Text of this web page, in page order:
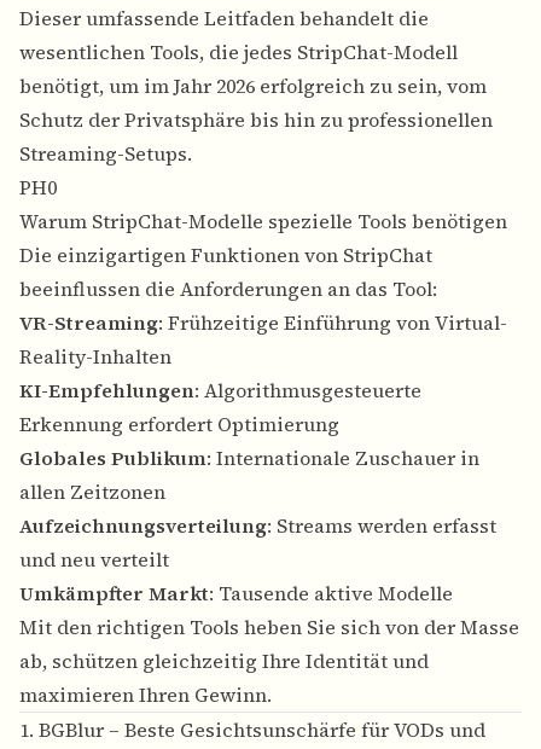
Dieser umfassende Leitfaden behandelt die
wesentlichen Tools, die jedes StripChat-Modell
benötigt, um im Jahr 2026 erfolgreich zu sein, vom
Schutz der Privatsphäre bis hin zu professionellen
Streaming-Setups.
PH0
Warum StripChat-Modelle spezielle Tools benötigen
Die einzigartigen Funktionen von StripChat
beeinflussen die Anforderungen an das Tool:
VR-Streaming: Frühzeitige Einführung von Virtual-
Reality-Inhalten
KI-Empfehlungen: Algorithmusgesteuerte
Erkennung erfordert Optimierung
Globales Publikum: Internationale Zuschauer in
allen Zeitzonen
Aufzeichnungsverteilung: Streams werden erfasst
und neu verteilt
Umkämpfter Markt: Tausende aktive Modelle
Mit den richtigen Tools heben Sie sich von der Masse
ab, schützen gleichzeitig Ihre Identität und
maximieren Ihren Gewinn.
1. BGBlur – Beste Gesichtsunschärfe für VODs und